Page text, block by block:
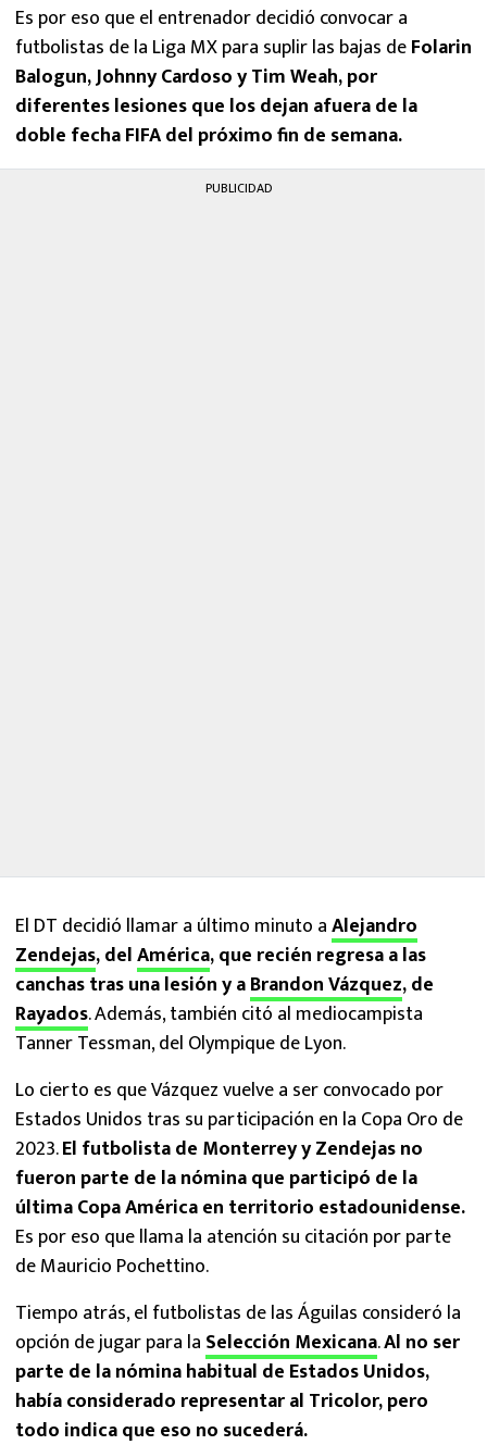
Es por eso que el entrenador decidió convocar a
futbolistas de la Liga MX para suplir las bajas deFolarin
Balogun, Johnny Cardoso y Tim Weah, por
diferentes lesiones que los dejan afuera de la
doble fecha FIFA del próximo fin de semana.
PUBLICIDAD
El DT decidió llamar a último minuto aAlejandro
Zendejas, delAmérica, que recién regresa a las
canchas tras una lesión y aBrandon Vázquez, de
Rayados. Además, también citó al mediocampista
Tanner Tessman, del Olympique de Lyon.
Lo cierto es que Vázquez vuelve a ser convocado por
Estados Unidos tras su participación en la Copa Oro de
2023.El futbolista de Monterrey y Zendejas no
fueron parte de la nómina que participó de la
última Copa América en territorio estadounidense.
Es por eso que llama la atención su citación por parte
de Mauricio Pochettino.
Tiempo atrás, el futbolistas de las Águilas consideró la
opción de jugar para la Selección Mexicana.Al no ser
parte de la nómina habitual de Estados Unidos,
había considerado representar al Tricolor, pero
todo indica que eso no sucederá.